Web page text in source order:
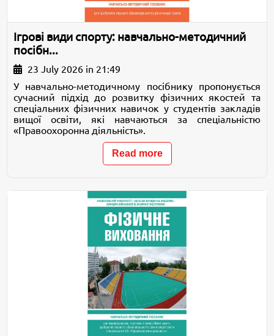
Ігрові види спорту: навчально-методичний
посібн...
23 July 2026 in 21:49
У навчально-методичному посібнику пропонується
сучасний підхід до розвитку фізичних якостей та
спеціальних фізичних навичок у студентів закладів
вищої освіти, які навчаються за спеціальністю
«Правоохоронна діяльність».
Read more